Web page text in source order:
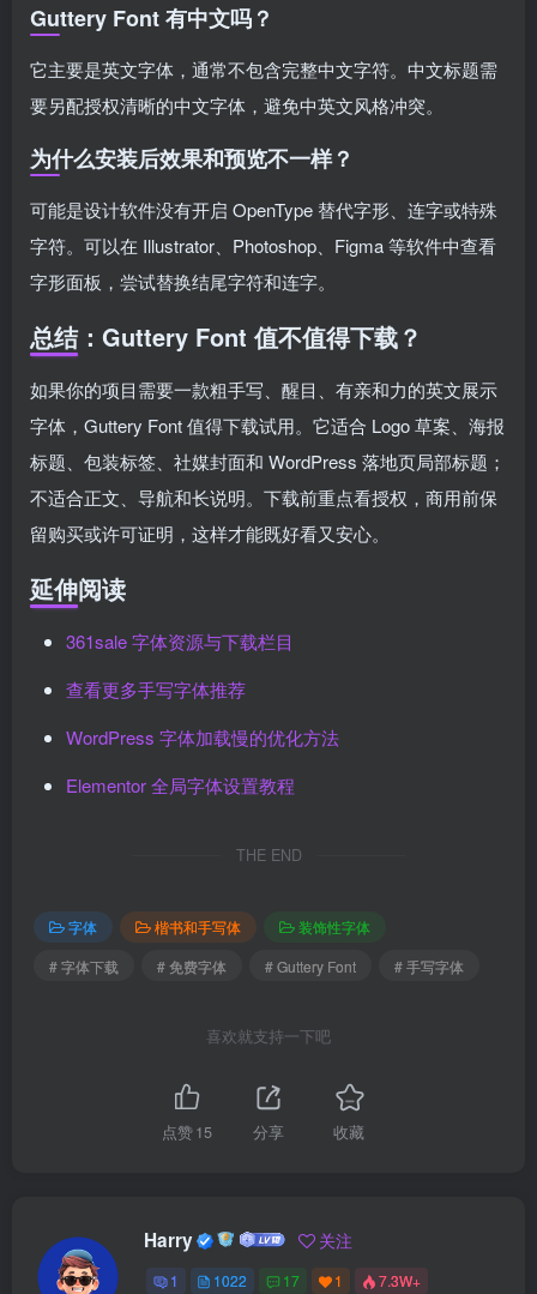
Guttery Font 有中文吗？
它主要是英文字体，通常不包含完整中文字符。中文标题需
要另配授权清晰的中文字体，避免中英文风格冲突。
为什么安装后效果和预览不一样？
可能是设计软件没有开启 OpenType 替代字形、连字或特殊
字符。可以在 Illustrator、Photoshop、Figma 等软件中查看
字形面板，尝试替换结尾字符和连字。
总结：Guttery Font 值不值得下载？
如果你的项目需要一款粗手写、醒目、有亲和力的英文展示
字体，Guttery Font 值得下载试用。它适合 Logo 草案、海报
标题、包装标签、社媒封面和 WordPress 落地页局部标题；
不适合正文、导航和长说明。下载前重点看授权，商用前保
留购买或许可证明，这样才能既好看又安心。
延伸阅读
361sale 字体资源与下载栏目
查看更多手写字体推荐
WordPress 字体加载慢的优化方法
Elementor 全局字体设置教程
THE END
字体 楷书和手写体
装饰性字体
# 字体下载
# 免费字体 # Guttery Font # 手写字体
喜欢就支持一下吧
点赞15 分享 收藏
Harry 关注
1 1022 17 1 7.3W+